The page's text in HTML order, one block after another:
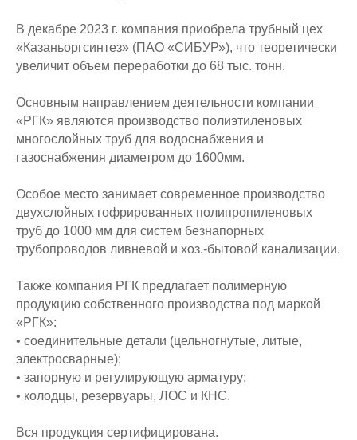
В декабре 2023 г. компания приобрела трубный цех
«Казаньоргсинтез» (ПАО «СИБУР»), что теоретически
увеличит объем переработки до 68 тыс. тонн.
Основным направлением деятельности компании
«РГК» являются производство полиэтиленовых
многослойных труб для водоснабжения и
газоснабжения диаметром до 1600мм.
Особое место занимает современное производство
двухслойных гофрированных полипропиленовых
труб до 1000 мм для систем безнапорных
трубопроводов ливневой и хоз.-бытовой канализации.
Также компания РГК предлагает полимерную
продукцию собственного производства под маркой
«РГК»:
• соединительные детали (цельногнутые, литые,
электросварные);
• запорную и регулирующую арматуру;
• колодцы, резервуары, ЛОС и КНС.
Вся продукция сертифицирована.